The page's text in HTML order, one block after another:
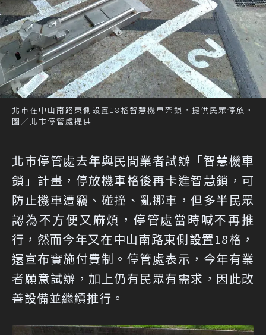
北市在中山南路東側設置18格智慧機車架鎖，提供民眾停放。
圖／北市停管處提供
北市停管處去年與民間業者試辦「智慧機車
鎖」計畫，停放機車格後再卡進智慧鎖，可
防止機車遭竊、碰撞、亂挪車，但多半民眾
認為不方便又麻煩，停管處當時喊不再推
行，然而今年又在中山南路東側設置18格，
還宣布實施付費制。停管處表示，今年有業
者願意試辦，加上仍有民眾有需求，因此改
善設備並繼續推行。